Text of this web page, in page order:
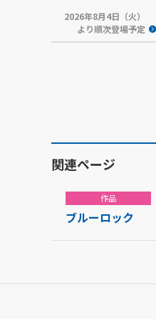
2026年8月4日（火）
より順次登場予定
関連ページ
作品
ブルーロック